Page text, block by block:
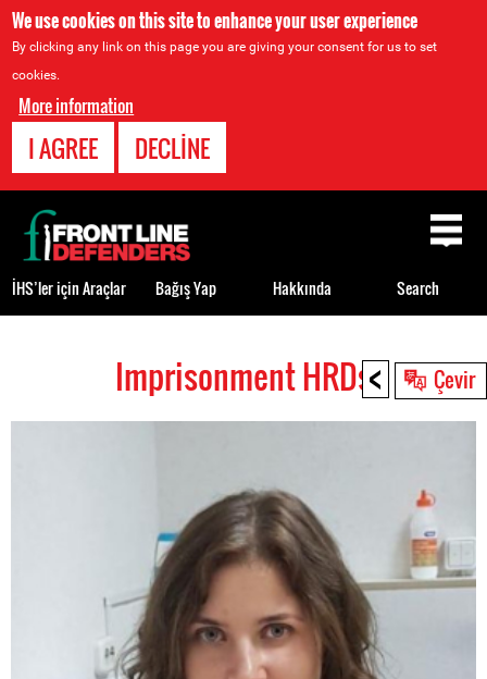
We use cookies on this site to enhance your user experience
By clicking any link on this page you are giving your consent for us to set
cookies.
More information
I AGREE DECLINE
< Çevir
top
Imprisonment HRDs
Back
to
top
İHS’ler için Araçlar Bağış Yap Hakkında Search